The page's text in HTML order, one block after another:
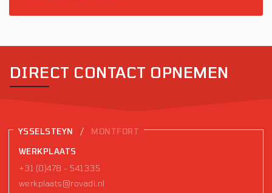
DIRECT CONTACT OPNEMEN
YSSELSTEYN / MONTFORT
WERKPLAATS
+31 (0)478 - 541335
werkplaats@rovadi.nl